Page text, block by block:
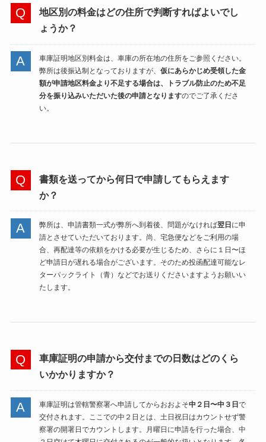
地区別の料金はどの住所で判断すればよいでし
ょうか？
車庫証明地区別料金は、車庫の所在地の住所をご参照ください。
弊所は後振込制となっておりますが、仮にあらかじめ受領した金
額が申請地区料金より不足する場合は、トラブル防止のため不足
分を振り込みいただいた後の申請となりますのでご了承くださ
い。
書類を送ってから何日で申請してもらえます
か？
弊所は、申請書類一式が弊所へ到着後、問題がなければ翌日 に申
請とさせていただいております。尚、宅急便などをご利用の場
合、再配達等の依頼をかける必要が生じるため、さらに１日〜ほ
ど申請日が遅れる場合がございます。そのため投函配達可能なレ
ターパックライト（青）などでお送りくださいますようお願いい
たします。
車庫証明の申請から交付までの日数はどのくら
いかかりますか？
車庫証明は管轄警察署へ申請してからおおよそ中２日〜中３日で
交付されます。ここでの中２日とは、土日祝日はカウントせず警
察署の開署日でカウントします。月曜日に申請を行った場合、中